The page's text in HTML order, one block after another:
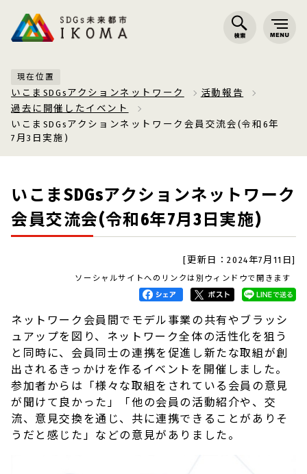
現在位置
いこまSDGsアクションネットワーク
活動報告
過去に開催したイベント
いこまSDGsアクションネットワーク会員交流会(令和6年
7月3日実施)
いこまSDGsアクションネットワーク
会員交流会(令和6年7月3日実施)
[更新日：2024年7月11日]
ソーシャルサイトへのリンクは別ウィンドウで開きます
ネットワーク会員間でモデル事業の共有やブラッシ
ュアップを図り、ネットワーク全体の活性化を狙う
と同時に、会員同士の連携を促進し新たな取組が創
出されるきっかけを作るイベントを開催しました。
参加者からは「様々な取組をされている会員の意見
が聞けて良かった」「他の会員の活動紹介や、交
流、意見交換を通じ、共に連携できることがありそ
うだと感じた」などの意見がありました。